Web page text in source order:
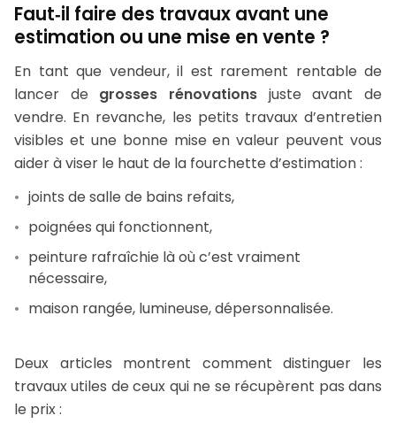
Faut‑il faire des travaux avant une
estimation ou une mise en vente ?
En tant que vendeur, il est rarement rentable de
lancer de grosses rénovations juste avant de
vendre. En revanche, les petits travaux d’entretien
visibles et une bonne mise en valeur peuvent vous
aider à viser le haut de la fourchette d’estimation :
joints de salle de bains refaits,
poignées qui fonctionnent,
peinture rafraîchie là où c’est vraiment
nécessaire,
maison rangée, lumineuse, dépersonnalisée.
Deux articles montrent comment distinguer les
travaux utiles de ceux qui ne se récupèrent pas dans
le prix :